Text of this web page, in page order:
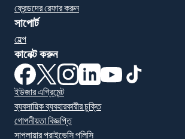
ফ্রেন্ডদের রেফার করুন
সাপোর্ট
হেল্প
কানেক্ট করুন
(নতুন উইন্ডোতে খুলবে)
(নতুন উইন্ডোতে খুলবে)
(নতুন উইন্ডোতে খুলবে)
(নতুন উইন্ডোতে খুলবে)
(নতুন উইন্ডোতে খুলবে)
ইউজার এগ্রিমেন্ট
ব্যবসায়িক ব্যবহারকারীর চুক্তি
গোপনীয়তা বিজ্ঞপ্তি
সাপ্লায়ার প্রাইভেসি পলিসি